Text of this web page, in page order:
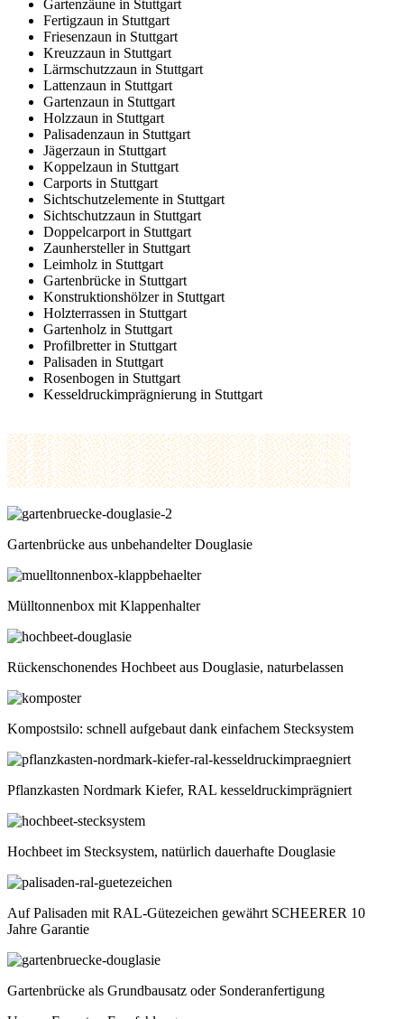
Gartenzäune in Stuttgart
Fertigzaun in Stuttgart
Friesenzaun in Stuttgart
Kreuzzaun in Stuttgart
Lärmschutzzaun in Stuttgart
Lattenzaun in Stuttgart
Gartenzaun in Stuttgart
Holzzaun in Stuttgart
Palisadenzaun in Stuttgart
Jägerzaun in Stuttgart
Koppelzaun in Stuttgart
Carports in Stuttgart
Sichtschutzelemente in Stuttgart
Sichtschutzzaun in Stuttgart
Doppelcarport in Stuttgart
Zaunhersteller in Stuttgart
Leimholz in Stuttgart
Gartenbrücke in Stuttgart
Konstruktionshölzer in Stuttgart
Holzterrassen in Stuttgart
Gartenholz in Stuttgart
Profilbretter in Stuttgart
Palisaden in Stuttgart
Rosenbogen in Stuttgart
Kesseldruckimprägnierung in Stuttgart
Gartenbrücke aus unbehandelter Douglasie
Mülltonnenbox mit Klappenhalter
Rückenschonendes Hochbeet aus Douglasie, naturbelassen
Kompostsilo: schnell aufgebaut dank einfachem Stecksystem
Pflanzkasten Nordmark Kiefer, RAL kesseldruckimprägniert
Hochbeet im Stecksystem, natürlich dauerhafte Douglasie
Auf Palisaden mit RAL-Gütezeichen gewährt SCHEERER 10
Jahre Garantie
Gartenbrücke als Grundbausatz oder Sonderanfertigung